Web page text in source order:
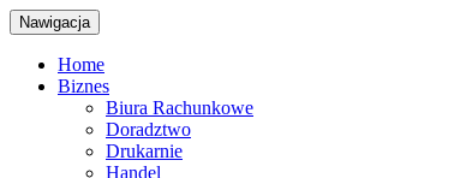
Nawigacja
Home
Biznes
Biura Rachunkowe
Doradztwo
Drukarnie
Handel